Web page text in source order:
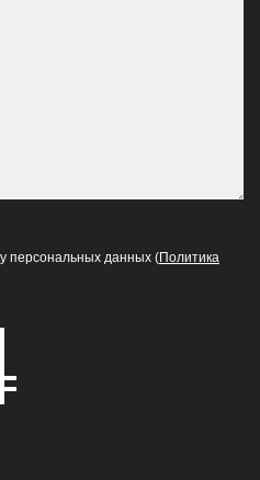
персональных данных (Политика